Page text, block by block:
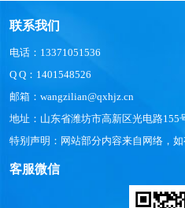
联系我们
电话：13371051536
Q Q：1401548526
邮箱：wangzilian@qxhjz.cn
地址：山东省潍坊市高新区光电路155
特别声明：网站部分内容来自网络，如
客服微信